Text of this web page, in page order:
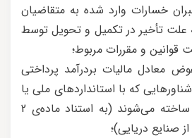
خسارات وارد شده به متقاضیان
علت تأخیر در تکمیل و تحویل توسط
قوانین و مقررات مربوط؛
معادل مالیات بردرآمد پرداختی
که با استانداردهای ملی یا
جهانی در داخل کشور ساخته می‌شوند (به استناد ماده‌ی 2
صنایع دریایی)؛